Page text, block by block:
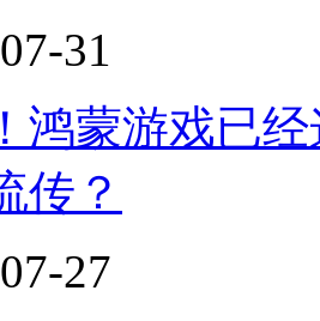
31
鸿蒙游戏已
传？
27